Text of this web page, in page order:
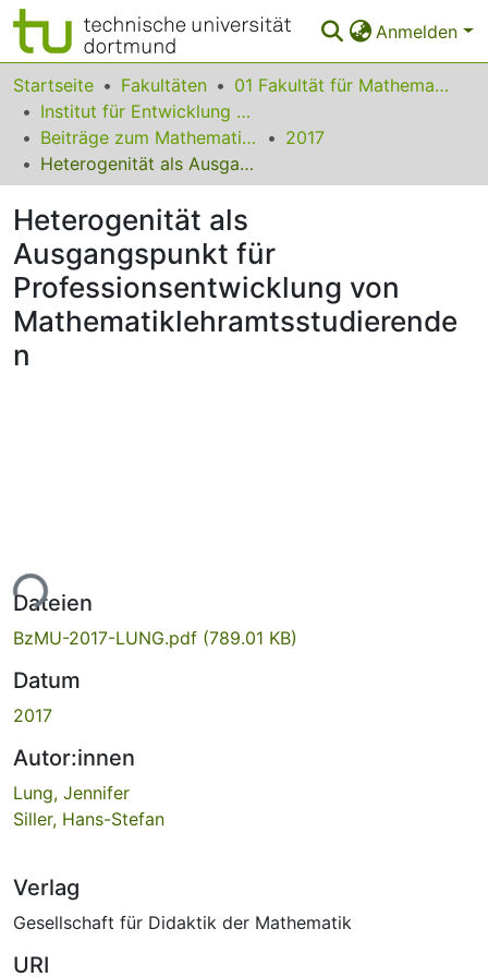
Anmelden
Bereiche & Sammlungen
Das gesamte Repositorium
Statistiken
FAQ
Leitlinien
Zurück zur Startseite
Startseite Fakultäten
01 Fakultät für Mathematik
Institut für Entwicklung und Erforschung des Mathematikunterrichts
Beiträge zum Mathematikunterricht
2017
Heterogenität als Ausgangspunkt für Professionsentwicklung von Mathematiklehramtsstudierenden
Heterogenität als
Ausgangspunkt für
Professionsentwicklung von
Mathematiklehramtsstudierende
n
Dateien
BzMU-2017-LUNG.pdf (789.01 KB)
Datum
2017
Autor:innen
Lung, Jennifer
Siller, Hans-Stefan
Verlag
Gesellschaft für Didaktik der Mathematik
URI